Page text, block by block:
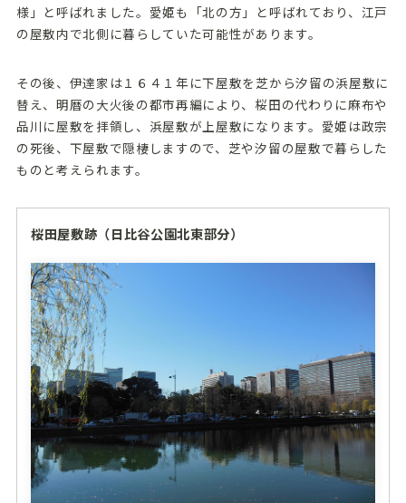
様」と呼ばれました。愛姫も「北の方」と呼ばれており、江戸
の屋敷内で北側に暮らしていた可能性があります。
その後、伊達家は１６４１年に下屋敷を芝から汐留の浜屋敷に
替え、明暦の大火後の都市再編により、桜田の代わりに麻布や
品川に屋敷を拝領し、浜屋敷が上屋敷になります。愛姫は政宗
の死後、下屋敷で隠棲しますので、芝や汐留の屋敷で暮らした
ものと考えられます。
桜田屋敷跡（日比谷公園北東部分）